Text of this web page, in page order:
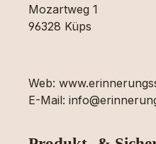
Mozartweg 1
96328 Küps
Web:
E-Mail: